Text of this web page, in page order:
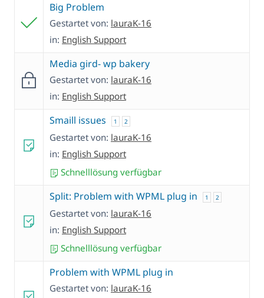
Big Problem
Gestartet von: lauraK-16
in: English Support
Media gird- wp bakery
Gestartet von: lauraK-16
in: English Support
Smaill issues 1 2
Gestartet von: lauraK-16
in: English Support
Schnelllösung verfügbar
Split: Problem with WPML plug in 1 2
Gestartet von: lauraK-16
in: English Support
Schnelllösung verfügbar
Problem with WPML plug in
Gestartet von: lauraK-16